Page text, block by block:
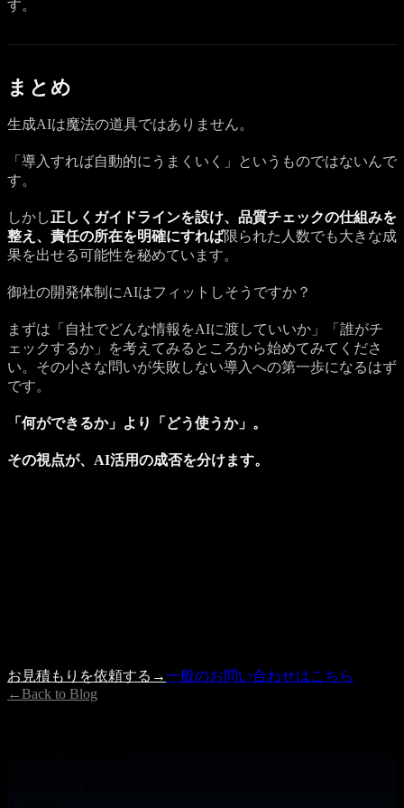
す。
まとめ
生成AIは魔法の道具ではありません。
「導入すれば自動的にうまくいく」というものではないんで
す。
しかし正しくガイドラインを設け、品質チェックの仕組みを
整え、責任の所在を明確にすれば限られた人数でも大きな成
果を出せる可能性を秘めています。
御社の開発体制にAIはフィットしそうですか？
まずは「自社でどんな情報をAIに渡していいか」「誰がチ
ェックするか」を考えてみるところから始めてみてくださ
い。その小さな問いが失敗しない導入への第一歩になるはず
です。
「何ができるか」より「どう使うか」。
その視点が、AI活用の成否を分けます。
お見積もりを依頼する →一般のお問い合わせはこちら
←Back to Blog